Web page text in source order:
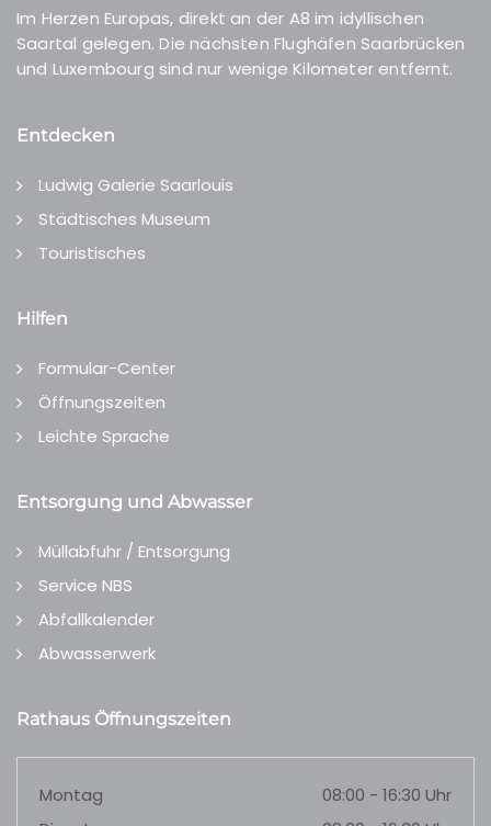
Im Herzen Europas, direkt an der A8 im idyllischen
Saartal gelegen. Die nächsten Flughäfen Saarbrücken
und Luxembourg sind nur wenige Kilometer entfernt.
Entdecken
Ludwig Galerie Saarlouis
Städtisches Museum
Touristisches
Hilfen
Formular-Center
Öffnungszeiten
Leichte Sprache
Entsorgung und Abwasser
Müllabfuhr / Entsorgung
Service NBS
Abfallkalender
Abwasserwerk
Rathaus Öffnungszeiten
Montag
08:00 - 16:30 Uhr